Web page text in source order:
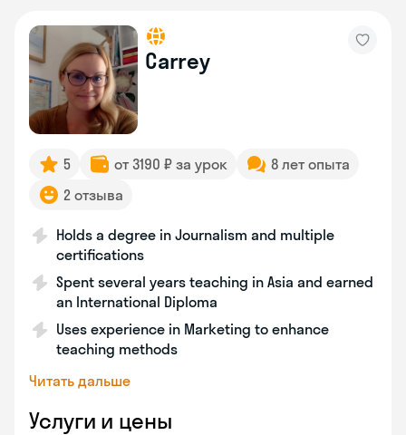
Carrey
5 от 3190 ₽ за урок
8 лет опыта
2 отзыва
Holds a degree in Journalism and multiple
certifications
Spent several years teaching in Asia and earned
an International Diploma
Uses experience in Marketing to enhance
teaching methods
Читать дальше
Услуги и цены